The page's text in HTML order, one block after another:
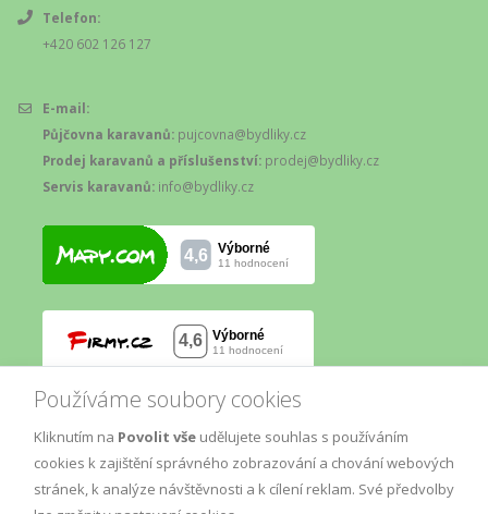
Používáme soubory cookies
Kliknutím na Povolit vše udělujete souhlas s používáním
cookies k zajištění správného zobrazování a chování webových
stránek, k analýze návštěvnosti a k cílení reklam. Své předvolby
Telefon:
+420 602 126 127
E-mail:
Půjčovna karavanů: pujcovna@bydliky.cz
Prodej karavanů a příslušenství: prodej@bydliky.cz
Servis karavanů: info@bydliky.cz